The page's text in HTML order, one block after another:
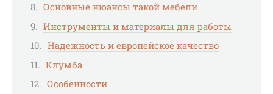
Основные нюансы такой мебели
Инструменты и материалы для работы
Надежность и европейское качество
Клумба
Особенности